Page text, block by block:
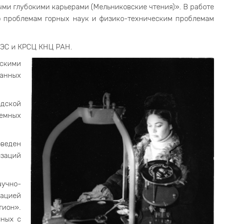
глубокими карьерами (Мельниковские чтения)». В работе
горных наук и физико-техническим проблемам
и КРСЦ КНЦ РАН.
с